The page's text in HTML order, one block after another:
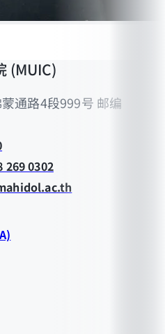
(MUIC)
通路4段999号 邮编
269 0302